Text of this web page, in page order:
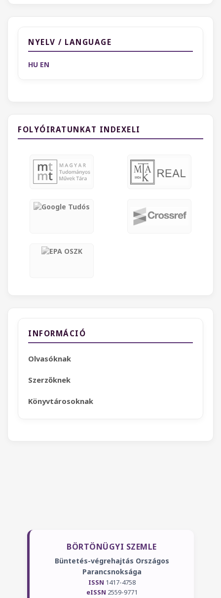
NYELV / LANGUAGE
HU EN
FOLYÓIRATUNKAT INDEXELI
INFORMÁCIÓ
Olvasóknak
Szerzőknek
Könyvtárosoknak
BÖRTÖNÜGYI SZEMLE
Büntetés-végrehajtás Országos
Parancsnoksága
ISSN 1417-4758
eISSN 2559-9771